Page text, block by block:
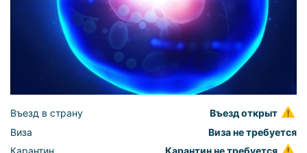
Въезд в страну
Въезд открыт
Виза
Виза не требуется